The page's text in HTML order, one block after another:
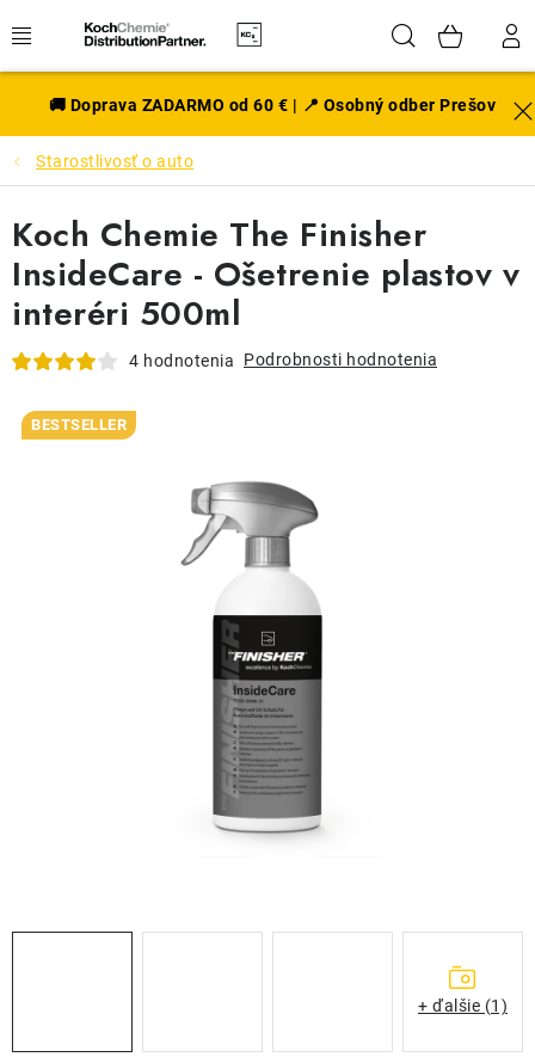
na
Hľadať
EXTERIÉR
DISKY A PNEU
INTERIÉR
PRÍSLUŠENSTVO
VÔNE DO AUTA
VÝHODNÉ SADY
ČISTENIE A ÚDRŽBA LODÍ
🚚 Doprava ZADARMO od 60 € | 📍 Osobný odber Prešov
Starostlivosť o auto
Koch Chemie The Finisher
InsideCare - Ošetrenie plastov v
interéri 500ml
4 hodnotenia Podrobnosti hodnotenia
BESTSELLER
+ ďalšie (1)